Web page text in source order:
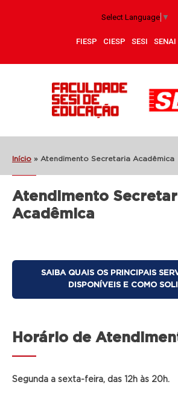
Select Language ▼
FIESP CIESP SESI SENAI
Início » Atendimento Secretaria Acadêmica
Atendimento
Acadêmica
SAIBA QUAIS OS PRINCIPAIS
DISPONÍVEIS E COMO
Horário de
Segunda a sexta-feira, das 12h às 20h.